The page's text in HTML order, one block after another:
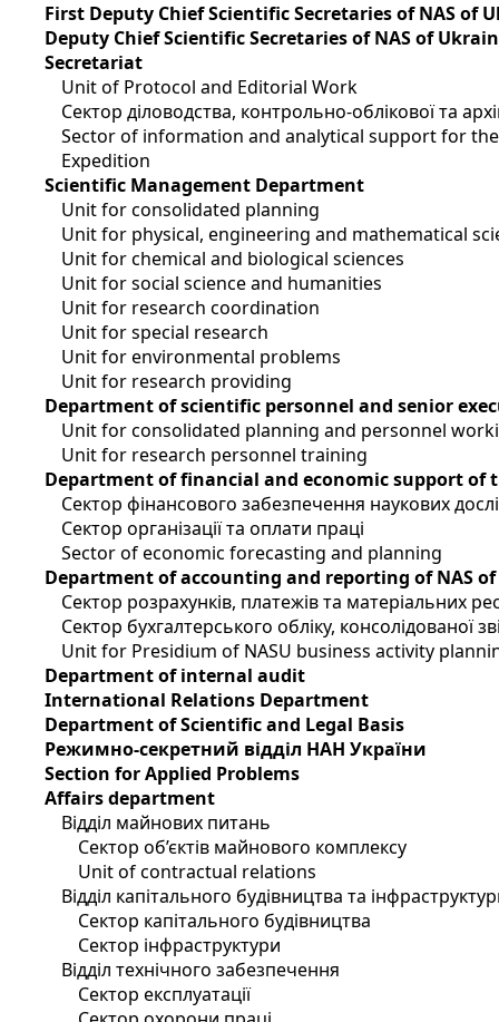
First Deputy Chief Scientific Secretaries of NAS of
Deputy Chief Scientific Secretaries of NAS of
Secretariat
Unit of Protocol and Editorial Work
Сектор діловодства, контрольно-облікової та
Sector of information and analytical support for
Expedition
Scientific Management Department
Unit for consolidated planning
Unit for physical, engineering and mathematical
Unit for chemical and biological sciences
Unit for social science and humanities
Unit for research coordination
Unit for special research
Unit for environmental problems
Unit for research providing
Department of scientific personnel and senior
Unit for consolidated planning and personnel
Unit for research personnel training
Department of financial and economic support of
Сектор фінансового забезпечення наукових
Сектор організації та оплати праці
Sector of economic forecasting and planning
Department of accounting and reporting of NAS
Сектор розрахунків, платежів та матеріальних
Сектор бухгалтерського обліку, консолідованої
Unit for Presidium of NASU business activity
Department of internal audit
International Relations Department
Department of Scientific and Legal Basis
Режимно-секретний відділ НАН України
Section for Applied Problems
Affairs department
Відділ майнових питань
Сектор об’єктів майнового комплексу
Unit of contractual relations
Відділ капітального будівництва та
Сектор капітального будівництва
Сектор інфраструктури
Відділ технічного забезпечення
Сектор експлуатації